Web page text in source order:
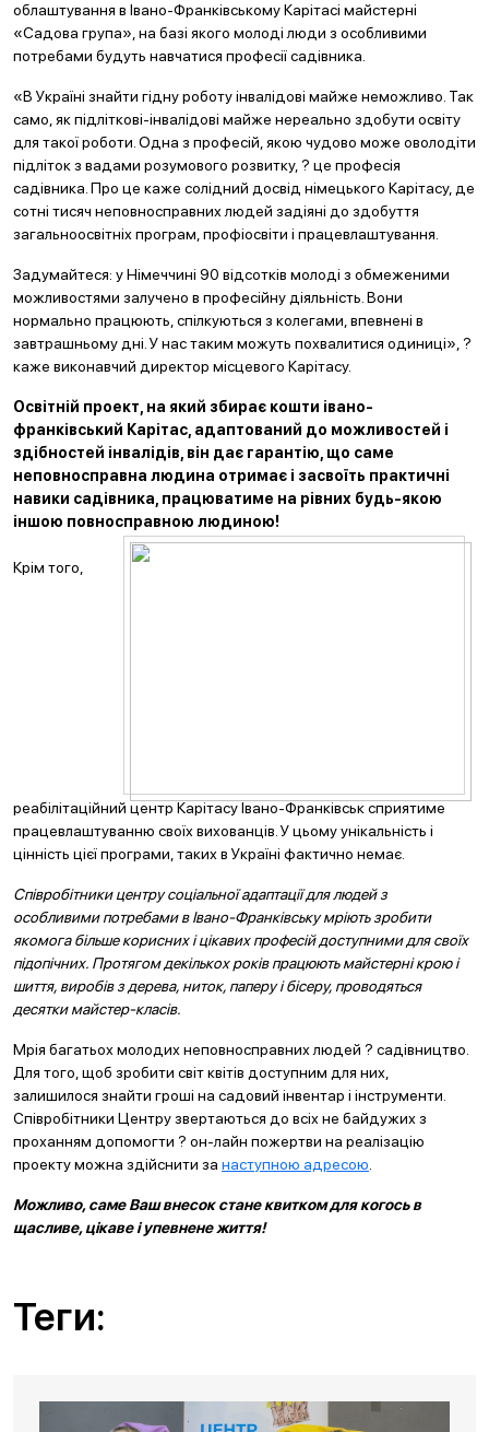
облаштування в Івано-Франківському Карітасі майстерні
«Садова група», на базі якого молоді люди з особливими
потребами будуть навчатися професії садівника.
«В Україні знайти гідну роботу інвалідові майже неможливо. Так
само, як підліткові-інвалідові майже нереально здобути освіту
для такої роботи. Одна з професій, якою чудово може оволодіти
підліток з вадами розумового розвитку, ? це професія
садівника. Про це каже солідний досвід німецького Карітасу, де
сотні тисяч неповносправних людей задіяні до здобуття
загальноосвітніх програм, профіосвіти і працевлаштування.
Задумайтеся: у Німеччині 90 відсотків молоді з обмеженими
можливостями залучено в професійну діяльність. Вони
нормально працюють, спілкуються з колегами, впевнені в
завтрашньому дні. У нас таким можуть похвалитися одиниці», ?
каже виконавчий директор місцевого Карітасу.
Освітній проект, на який збирає кошти івано-
франківський Карітас, адаптований до можливостей і
здібностей інвалідів, він дає гарантію, що саме
неповносправна людина отримає і засвоїть практичні
навики садівника, працюватиме на рівних будь-якою
іншою повносправною людиною!
Крім того,
реабілітаційний центр Карітасу Івано-Франківськ сприятиме
працевлаштуванню своїх вихованців. У цьому унікальність і
цінність цієї програми, таких в Україні фактично немає.
Співробітники центру соціальної адаптації для людей з
особливими потребами в Івано-Франківську мріють зробити
якомога більше корисних і цікавих професій доступними для своїх
підопічних. Протягом декількох років працюють майстерні крою і
шиття, виробів з дерева, ниток, паперу і бісеру, проводяться
десятки майстер-класів.
Мрія багатьох молодих неповносправних людей ? садівництво.
Для того, щоб зробити світ квітів доступним для них,
залишилося знайти гроші на садовий інвентар і інструменти.
Співробітники Центру звертаються до всіх не байдужих з
проханням допомогти ? он-лайн пожертви на реалізацію
проекту можна здійснити за наступною адресою
Можливо, саме Ваш внесок стане квитком для когось в
щасливе, цікаве і упевнене життя!
Теги: